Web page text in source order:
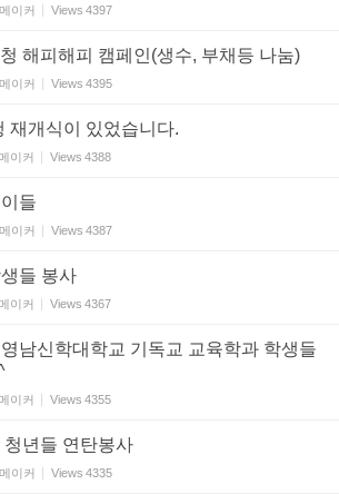
이커 Views 4397
해피해피 캠페인(생수, 부채등 나눔)
이커 Views 4395
재개식이 있었습니다.
이커 Views 4388
들
이커 Views 4387
들 봉사
이커 Views 4367
남신학대학교 기독교 교육학과 학생들
이커 Views 4355
년들 연탄봉사
이커 Views 4335